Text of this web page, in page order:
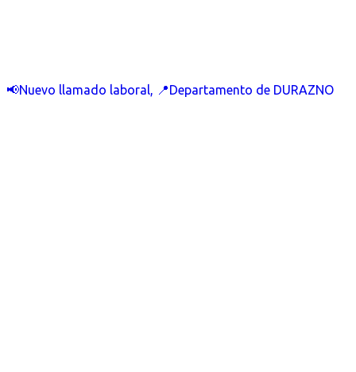
📢Nuevo llamado laboral, 📍Departamento de DURAZNO